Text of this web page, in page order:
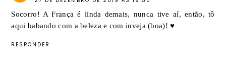
Socorro! A França é linda demais, nunca tive aí, então, tô
aqui babando com a beleza e com inveja (boa)! ♥
RESPONDER